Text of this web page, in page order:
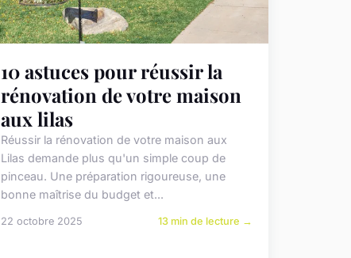
10 astuces pour réussir la
rénovation de votre maison
aux lilas
Réussir la rénovation de votre maison aux
Lilas demande plus qu'un simple coup de
pinceau. Une préparation rigoureuse, une
bonne maîtrise du budget et...
22 octobre 2025 13 min de lecture →